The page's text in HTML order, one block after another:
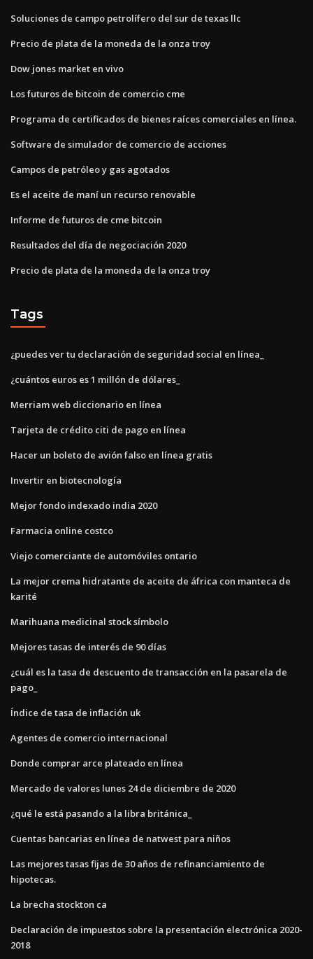
Soluciones de campo petrolífero del sur de texas llc
Precio de plata de la moneda de la onza troy
Dow jones market en vivo
Los futuros de bitcoin de comercio cme
Programa de certificados de bienes raíces comerciales en línea.
Software de simulador de comercio de acciones
Campos de petróleo y gas agotados
Es el aceite de maní un recurso renovable
Informe de futuros de cme bitcoin
Resultados del día de negociación 2020
Precio de plata de la moneda de la onza troy
Tags
¿puedes ver tu declaración de seguridad social en línea_
¿cuántos euros es 1 millón de dólares_
Merriam web diccionario en línea
Tarjeta de crédito citi de pago en línea
Hacer un boleto de avión falso en línea gratis
Invertir en biotecnología
Mejor fondo indexado india 2020
Farmacia online costco
Viejo comerciante de automóviles ontario
La mejor crema hidratante de aceite de áfrica con manteca de
karité
Marihuana medicinal stock símbolo
Mejores tasas de interés de 90 días
¿cuál es la tasa de descuento de transacción en la pasarela de
pago_
Índice de tasa de inflación uk
Agentes de comercio internacional
Donde comprar arce plateado en línea
Mercado de valores lunes 24 de diciembre de 2020
¿qué le está pasando a la libra británica_
Cuentas bancarias en línea de natwest para niños
Las mejores tasas fijas de 30 años de refinanciamiento de
hipotecas.
La brecha stockton ca
Declaración de impuestos sobre la presentación electrónica 2020-
2018